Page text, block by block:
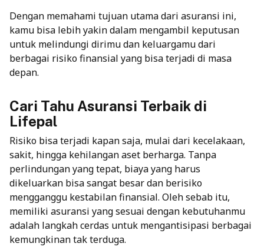
Dengan memahami tujuan utama dari asuransi ini,
kamu bisa lebih yakin dalam mengambil keputusan
untuk melindungi dirimu dan keluargamu dari
berbagai risiko finansial yang bisa terjadi di masa
depan.
Cari Tahu Asuransi Terbaik di
Lifepal
Risiko bisa terjadi kapan saja, mulai dari kecelakaan,
sakit, hingga kehilangan aset berharga. Tanpa
perlindungan yang tepat, biaya yang harus
dikeluarkan bisa sangat besar dan berisiko
mengganggu kestabilan finansial. Oleh sebab itu,
memiliki asuransi yang sesuai dengan kebutuhanmu
adalah langkah cerdas untuk mengantisipasi berbagai
kemungkinan tak terduga.